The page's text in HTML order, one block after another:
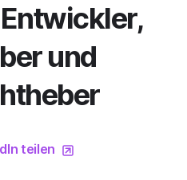
und
teilen